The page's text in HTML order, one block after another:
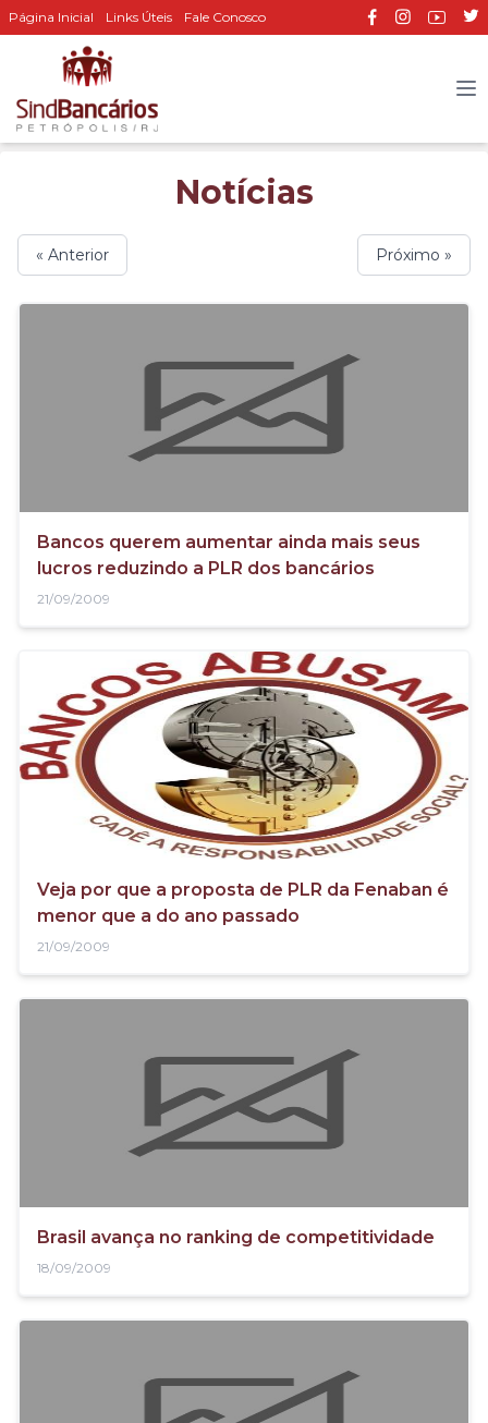
Página Inicial Links Úteis Fale Conosco
Notícias
« Anterior Próximo »
Bancos querem aumentar ainda mais seus
lucros reduzindo a PLR dos bancários
21/09/2009
Veja por que a proposta de PLR da Fenaban é
menor que a do ano passado
21/09/2009
Brasil avança no ranking de competitividade
18/09/2009